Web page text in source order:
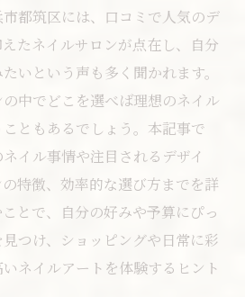
都筑区には、口コミで人気のデ
たネイルサロンが点在し、自分
いという声も多く聞かれます。
中でどこを選べば理想のネイル
ともあるでしょう。本記事で
イル事情や注目されるデザイ
特徴、効率的な選び方までを詳
とで、自分の好みや予算にぴっ
つけ、ショッピングや日常に彩
ネイルアートを体験するヒント